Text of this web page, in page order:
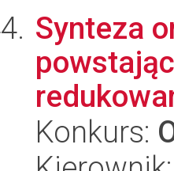
Synteza
Konkurs: